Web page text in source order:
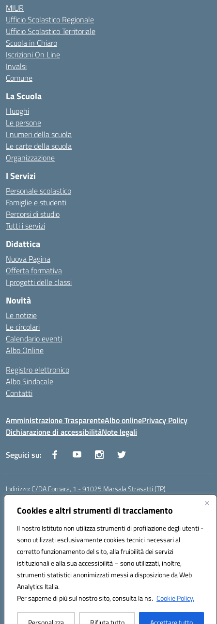
Cookies e altri strumenti di tracciamento
Il nostro Istituto non utilizza strumenti di profilazione degli utenti -
sono utilizzati esclusivamente cookies tecnici necessari al
corretto funzionamento del sito, alla fruibilità dei servizi
istituzionali e alla sua accessibilità – sono utilizzati, inoltre,
strumenti statistici anonimizzati messi a disposizione da Web
Analytics Italia.
Per saperne di più sul nostro sito, consulta la ns. Cookie Policy.
MIUR
Ufficio Scolastico Regionale
Ufficio Scolastico Territoriale
Scuola in Chiaro
Iscrizioni On Line
Invalsi
Comune
La Scuola
I luoghi
Le persone
I numeri della scuola
Le carte della scuola
Organizzazione
I Servizi
Personale scolastico
Famiglie e studenti
Percorsi di studio
Tutti i servizi
Didattica
Nuova Pagina
Offerta formativa
I progetti delle classi
Novità
Le notizie
Le circolari
Calendario eventi
Albo Online
Registro elettronico
Albo Sindacale
Contatti
Amministrazione TrasparenteAlbo onlinePrivacy Policy
Dichiarazione di accessibilitàNote legali
Seguici su:
Indirizzo: C/DA Fornara, 1 - 91025 Marsala Strasatti (TP)
Centralino:
Posta elettronica certificata (PEC):tpic81600v@pec.istruzione.it
Codice fiscale: 82006360810
Codice meccanografico:TPIC81600V
Codice Indice delle Pubbliche Amministrazioni (IPA): istsc_tpic81600v
Codice unico di fatturazione (CUF): UFODYY
Hosting & Powered by 3D Solution S.r.l.
Concept & Design by Designers Italia